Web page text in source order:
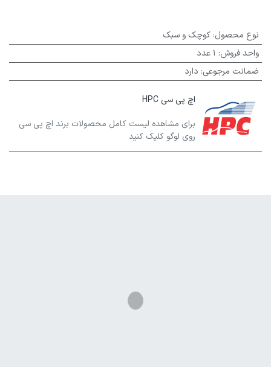
نوع محصول: کوچک و سبک
واحد فروش: 1 عدد
ضمانت مرجوعی: دارد
اچ پی سی HPC
برای مشاهده لیست کامل محصولات برند اچ پی سی
روی لوگو کلیک کنید